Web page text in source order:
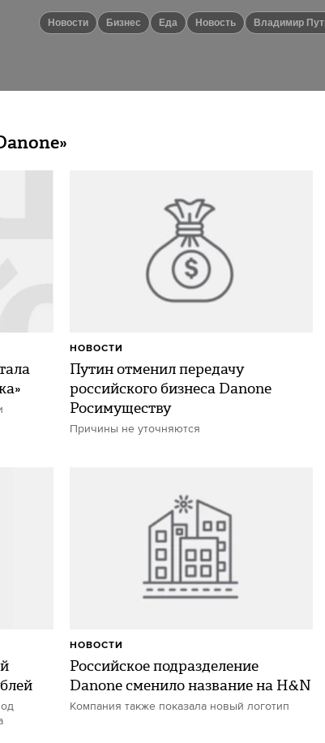
новости бизнес еда Новость Владимир
Путин отменил передачу
российского бизнеса Danone
Росимуществу
Причины не уточняются
НОВОСТИ
Российское подразделение
Danone сменило название на H&N
Компания также показала новый логотип
НОВОСТИ